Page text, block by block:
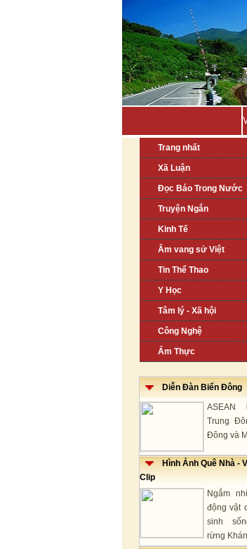
Trang nhất
Xã Luận
Đọc Báo Trong Nước
Truyện Ngắn
Kinh Tế
Âm vang sử Việt
Tin Thể Thao
Y Học
Tâm lý - Xã hội
Công Nghệ
Ẩm Thực
Diễn Đàn Biển Đông
ASEAN
Trung
Đông và
Hình Ảnh Quê Nhà -
Clip
Ngắm
động vật
sinh
rừng